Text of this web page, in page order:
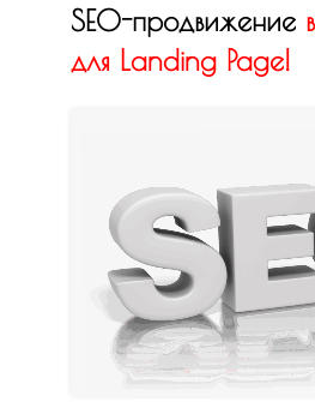
SEO-продвижение в
для Landing Page!